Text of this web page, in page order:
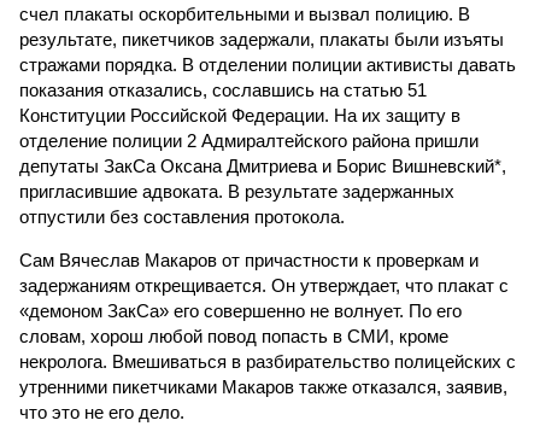
счел плакаты оскорбительными и вызвал полицию. В
результате, пикетчиков задержали, плакаты были изъяты
стражами порядка. В отделении полиции активисты давать
показания отказались, сославшись на статью 51
Конституции Российской Федерации. На их защиту в
отделение полиции 2 Адмиралтейского района пришли
депутаты ЗакСа Оксана Дмитриева и Борис Вишневский*,
пригласившие адвоката. В результате задержанных
отпустили без составления протокола.
Сам Вячеслав Макаров от причастности к проверкам и
задержаниям открещивается. Он утверждает, что плакат с
«демоном ЗакСа» его совершенно не волнует. По его
словам, хорош любой повод попасть в СМИ, кроме
некролога. Вмешиваться в разбирательство полицейских с
утренними пикетчиками Макаров также отказался, заявив,
что это не его дело.